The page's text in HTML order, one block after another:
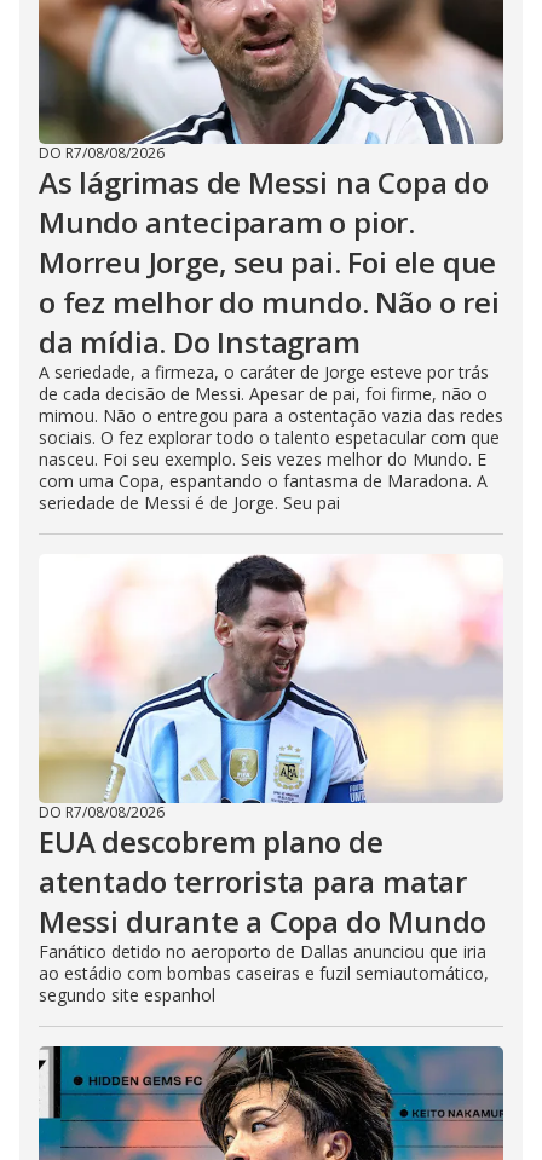
d
e
o
DO R7/08/08/2026
As lágrimas de Messi na Copa do
Mundo anteciparam o pior.
Morreu Jorge, seu pai. Foi ele que
o fez melhor do mundo. Não o rei
da mídia. Do Instagram
A seriedade, a firmeza, o caráter de Jorge esteve por trás
de cada decisão de Messi. Apesar de pai, foi firme, não o
mimou. Não o entregou para a ostentação vazia das redes
sociais. O fez explorar todo o talento espetacular com que
nasceu. Foi seu exemplo. Seis vezes melhor do Mundo. E
com uma Copa, espantando o fantasma de Maradona. A
seriedade de Messi é de Jorge. Seu pai
DO R7/08/08/2026
EUA descobrem plano de
atentado terrorista para matar
Messi durante a Copa do Mundo
Fanático detido no aeroporto de Dallas anunciou que iria
ao estádio com bombas caseiras e fuzil semiautomático,
segundo site espanhol